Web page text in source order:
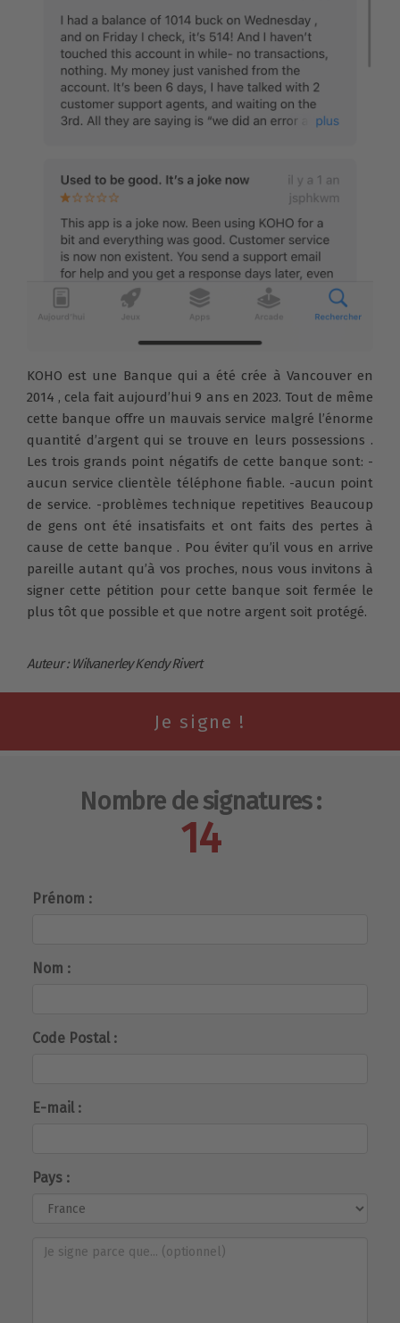
KOHO est une Banque qui a été crée à Vancouver en
2014 , cela fait aujourd’hui 9 ans en 2023. Tout de même
cette banque offre un mauvais service malgré l’énorme
quantité d’argent qui se trouve en leurs possessions .
Les trois grands point négatifs de cette banque sont: -
aucun service clientèle téléphone fiable. -aucun point
de service. -problèmes technique repetitives Beaucoup
de gens ont été insatisfaits et ont faits des pertes à
cause de cette banque . Pou éviter qu’il vous en arrive
pareille autant qu’à vos proches, nous vous invitons à
signer cette pétition pour cette banque soit fermée le
plus tôt que possible et que notre argent soit protégé.
Auteur : Wilvanerley Kendy Rivert
Nombre de signatures :
14
Prénom :
Nom :
Code Postal :
E-mail :
Pays :